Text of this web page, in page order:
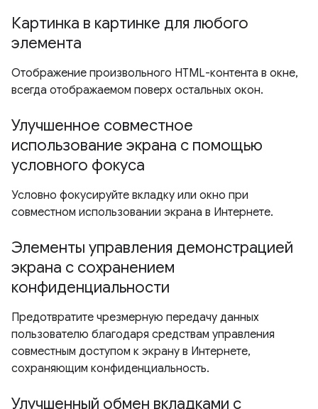
Картинка в картинке для любого
элемента
Отображение произвольного HTML-контента в окне,
всегда отображаемом поверх остальных окон.
Улучшенное совместное
использование экрана с помощью
условного фокуса
Условно фокусируйте вкладку или окно при
совместном использовании экрана в Интернете.
Элементы управления демонстрацией
экрана с сохранением
конфиденциальности
Предотвратите чрезмерную передачу данных
пользователю благодаря средствам управления
совместным доступом к экрану в Интернете,
сохраняющим конфиденциальность.
Улучшенный обмен вкладками с